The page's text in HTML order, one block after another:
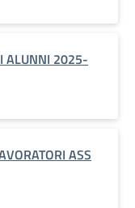
ALUNNI 2025-
ASS